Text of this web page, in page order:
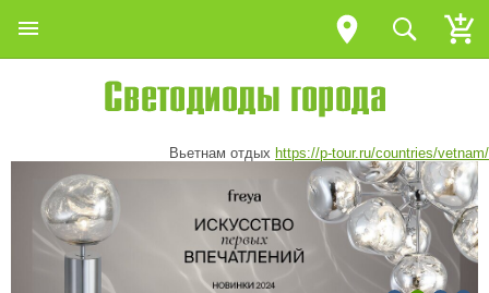
Вьетнам отдых https://p-tour.ru/countries/vetnam/